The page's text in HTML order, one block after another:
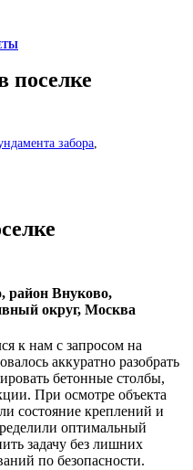
поселке
забора,
район Внуково,
округ, Москва
к нам с запросом на
аккуратно разобрать
бетонные столбы,
При осмотре объекта
состояние креплений и
оптимальный
задачу без лишних
по безопасности.